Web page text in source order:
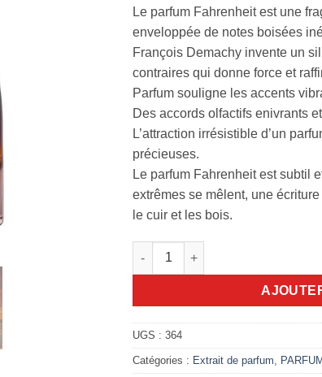
Le parfum Fahrenheit est une
enveloppée de notes boisées
François Demachy invente un
contraires qui donne force et
Parfum souligne les accents
Des accords olfactifs enivrants
L’attraction irrésistible d’un
précieuses.
Le parfum Fahrenheit est subtil
extrêmes se mêlent, une
le cuir et les bois.
quantité de Fahrenheit le parfum
UGS : 364
Catégories : Extrait de parfum, PARFUM